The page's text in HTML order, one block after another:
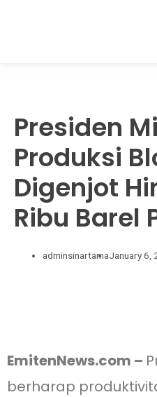
Presiden
Produksi
Digenjot
Ribu Barel
adminsinartamaJanuary 6,
EmitenNews.com –
berharap